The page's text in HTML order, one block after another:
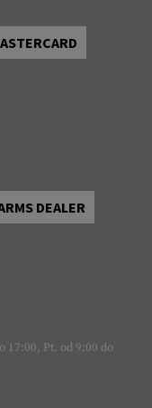
DEALER
17:00, Pt. od 9:00 do